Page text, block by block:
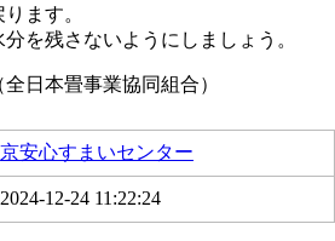
ます。
を残さないようにしましょう。
日本畳事業協同組合）
京安心すまいセンター
2024-12-24 11:22:24